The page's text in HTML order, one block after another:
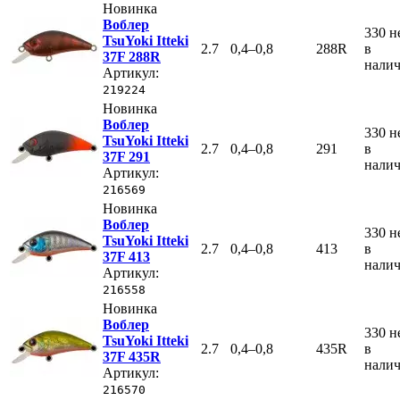
Новинка
Воблер
TsuYoki Itteki
37F 288R
Артикул:
219224
2.7 0,4–0,8 288R
330
в
Новинка
Воблер
TsuYoki Itteki
37F 291
Артикул:
216569
2.7 0,4–0,8 291
330
в
Новинка
Воблер
TsuYoki Itteki
37F 413
Артикул:
216558
2.7 0,4–0,8 413
330
в
Новинка
Воблер
TsuYoki Itteki
37F 435R
Артикул:
216570
2.7 0,4–0,8 435R
330
в